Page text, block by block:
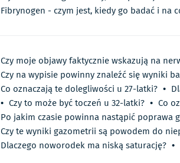
Fibrynogen - czym jest, kiedy go badać i na
Czy moje objawy faktycznie wskazują na
Czy na wypisie powinny znaleźć się wyniki
Co oznaczają te dolegliwości u 27-latki? •
• Czy to może być toczeń u 32-latki? • Co
Po jakim czasie powinna nastąpić poprawa
Czy te wyniki gazometrii są powodem do
Dlaczego noworodek ma niską saturację? •